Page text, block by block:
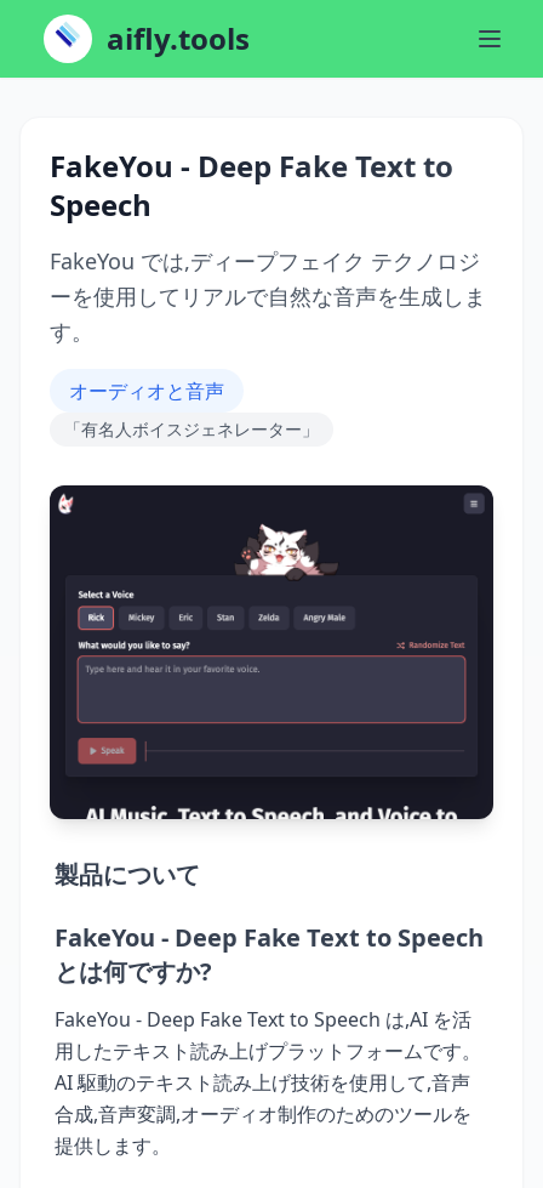
aifly.tools
FakeYou - Deep Fake Text to
Speech
FakeYou では,ディープフェイク テクノロジ
ーを使用してリアルで自然な音声を生成しま
す。
オーディオと音声
「有名人ボイスジェネレーター」
製品について
FakeYou - Deep Fake Text to Speech
とは何ですか?
FakeYou - Deep Fake Text to Speech は,AI を活
用したテキスト読み上げプラットフォームです。
AI 駆動のテキスト読み上げ技術を使用して,音声
合成,音声変調,オーディオ制作のためのツールを
提供します。